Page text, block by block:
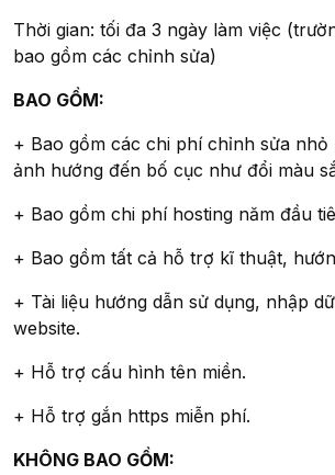
Thời gian: tối đa 3 ngày làm việc
bao gồm các chỉnh sửa)
BAO GỒM:
+ Bao gồm các chi phí chỉnh sửa
ảnh hướng đến bố cục như đổi màu
+ Bao gồm chi phí hosting năm đầu
+ Bao gồm tất cả hỗ trợ kĩ thuật,
+ Tài liệu hướng dẫn sử dụng, nhập
website.
+ Hỗ trợ cấu hình tên miền.
+ Hỗ trợ gắn https miễn phí.
KHÔNG BAO GỒM: